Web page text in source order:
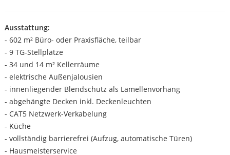
Ausstattung:
- 602 m² Büro- oder Praxisfläche, teilbar
- 9 TG-Stellplätze
- 34 und 14 m² Kellerräume
- elektrische Außenjalousien
- innenliegender Blendschutz als Lamellenvorhang
- abgehängte Decken inkl. Deckenleuchten
- CAT5 Netzwerk-Verkabelung
- Küche
- vollständig barrierefrei (Aufzug, automatische Türen)
- Hausmeisterservice